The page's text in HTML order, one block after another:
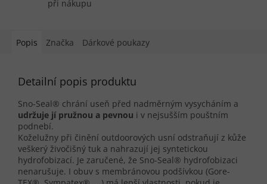
při nákupu
Popis Značka Dárkové poukazy
Detailní popis produktu
Sno-Seal® chrání useň před nadměrným vysycháním a
udržuje jí pružnou a pevnou i v nejsušším pouštním
podnebí.
Koželužny při činění outdoorových usní odstraňují z kůže
veškerý živočišný tuk a nahrazují jej syntetickou
hydrofobizací. Je zaručené, že Sno-Seal® hydrofobizaci
nenarušuje. I obuv s membránovou podšívkou (Gore-